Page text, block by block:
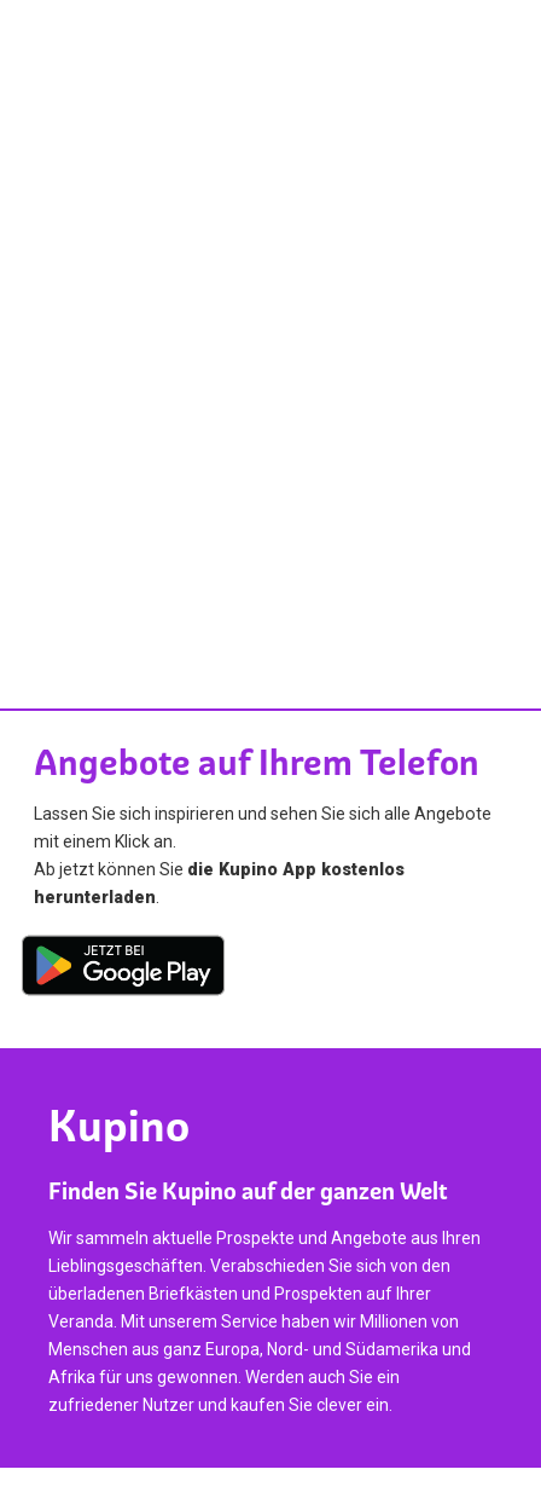
Angebote auf Ihrem Telefon
Lassen Sie sich inspirieren und sehen Sie sich alle Angebote
mit einem Klick an.
Ab jetzt können Sie die Kupino App kostenlos
herunterladen
Kupino
Finden Sie Kupino auf der ganzen Welt
Wir sammeln aktuelle Prospekte und Angebote aus Ihren
Lieblingsgeschäften. Verabschieden Sie sich von den
überladenen Briefkästen und Prospekten auf Ihrer
Veranda. Mit unserem Service haben wir Millionen von
Menschen aus ganz Europa, Nord- und Südamerika und
Afrika für uns gewonnen. Werden auch Sie ein
zufriedener Nutzer und kaufen Sie clever ein.